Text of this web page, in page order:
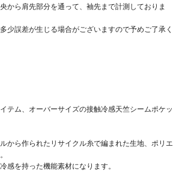
から肩先部分を通って、袖先まで計測しておりま
少誤差が生じる場合がございますので予めご了承く
テム、オーバーサイズの接触冷感天竺シームポケッ
から作られたリサイクル糸で編まれた生地、ポリエ
感を持った機能素材になります。